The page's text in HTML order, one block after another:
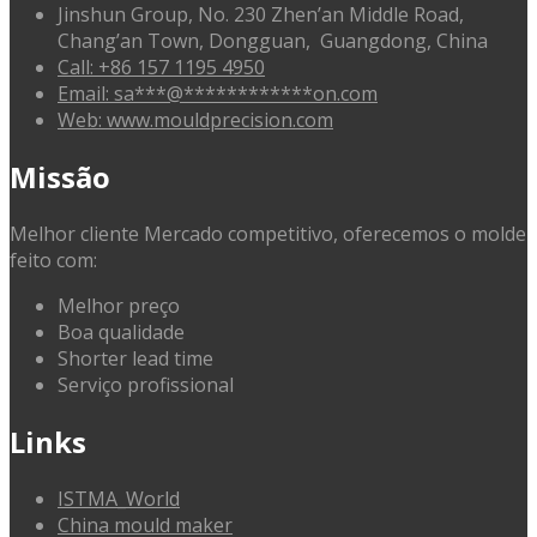
Jinshun Group, No. 230 Zhen’an Middle Road,
Chang’an Town, Dongguan, Guangdong, China
Call: +86 157 1195 4950
Email: sa***@************on.com
Web: www.mouldprecision.com
Missão
Melhor cliente Mercado competitivo, oferecemos o molde
feito com:
Melhor preço
Boa qualidade
Shorter lead time
Serviço profissional
Links
ISTMA_World
China mould maker